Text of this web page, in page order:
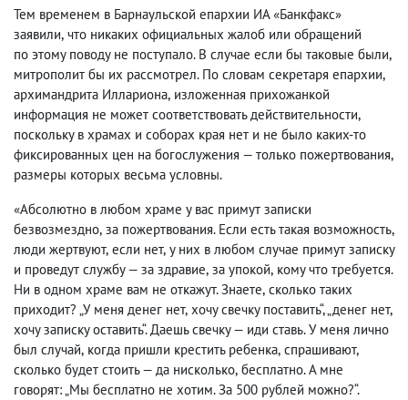
Тем временем в Барнаульской епархии ИА «Банкфакс»
заявили, что никаких официальных жалоб или обращений
по этому поводу не поступало. В случае если бы таковые были,
митрополит бы их рассмотрел. По словам секретаря епархии,
архимандрита Иллариона, изложенная прихожанкой
информация не может соответствовать действительности,
поскольку в храмах и соборах края нет и не было каких-то
фиксированных цен на богослужения — только пожертвования,
размеры которых весьма условны.
«Абсолютно в любом храме у вас примут записки
безвозмездно, за пожертвования. Если есть такая возможность,
люди жертвуют, если нет, у них в любом случае примут записку
и проведут службу — за здравие, за упокой, кому что требуется.
Ни в одном храме вам не откажут. Знаете, сколько таких
приходит? „У меня денег нет, хочу свечку поставить“, „денег нет,
хочу записку оставить“. Даешь свечку — иди ставь. У меня лично
был случай, когда пришли крестить ребенка, спрашивают,
сколько будет стоить — да нисколько, бесплатно. А мне
говорят: „Мы бесплатно не хотим. За 500 рублей можно?“.